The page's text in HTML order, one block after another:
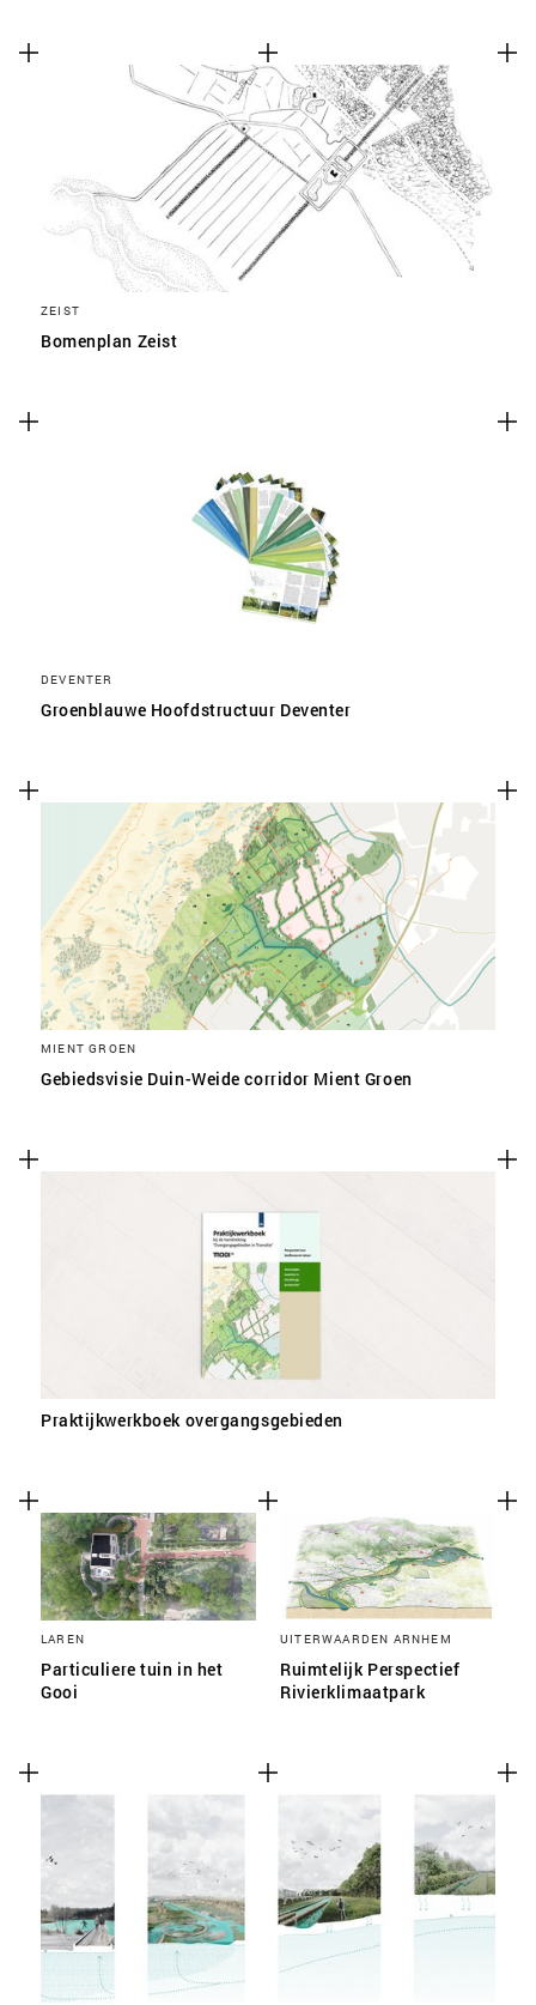
ZEIST
Bomenplan Zeist
DEVENTER
Groenblauwe Hoofdstructuur Deventer
MIENT GROEN
Gebiedsvisie Duin-Weide corridor Mient Groen
Praktijkwerkboek overgangsgebieden
LAREN
Particuliere tuin in het
Gooi
UITERWAARDEN ARNHEM
Ruimtelijk Perspectief
Rivierklimaatpark